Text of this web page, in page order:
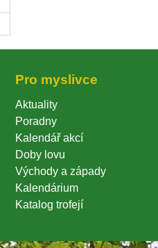
Pro myslivce
Aktuality
Poradny
Kalendář akcí
Doby lovu
Východy a západy
Kalendárium
Katalog trofejí